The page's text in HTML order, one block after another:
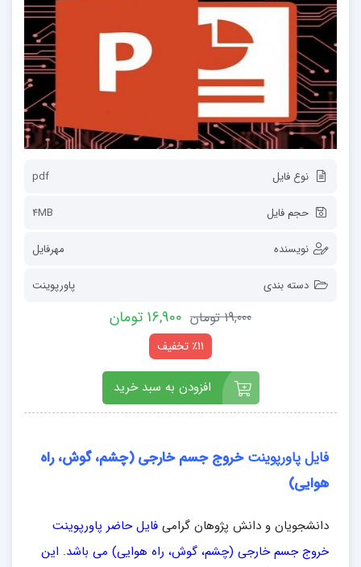
نوع فایل pdf
حجم فایل 4MB
نویسنده مهرفایل
دسته بندی پاورپوینت
19,000 تومان 16,900 تومان
٪11 تخفیف
افزودن به سبد خرید
فایل پاورپوینتخروج جسم خارجی(چشم، گوش، راه
هوایی)
دانشجویان و دانش پژوهان گرامی فایل حاضر پاورپوینت
خروج جسم خارجی (چشم، گوش، راه هوایی) می باشد. این